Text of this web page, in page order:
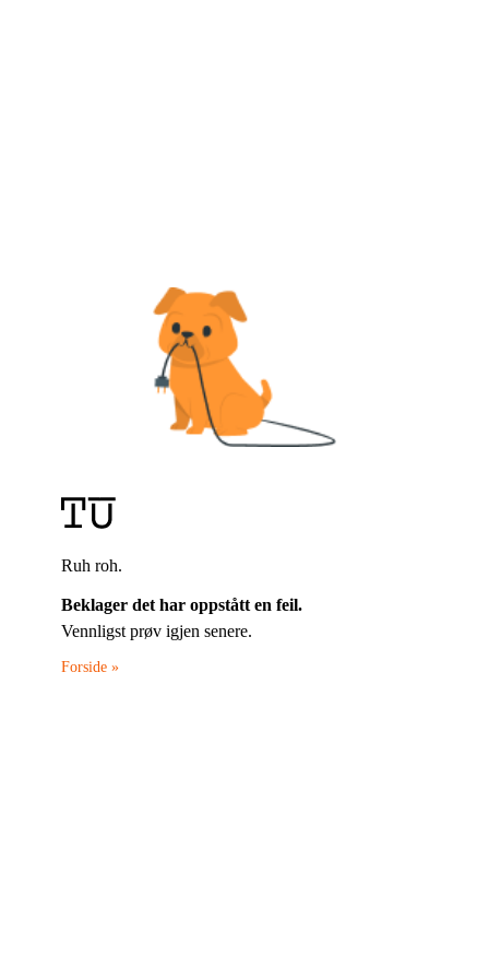
Ruh roh.
Beklager det har oppstått en feil.
Vennligst prøv igjen senere.
Forside »